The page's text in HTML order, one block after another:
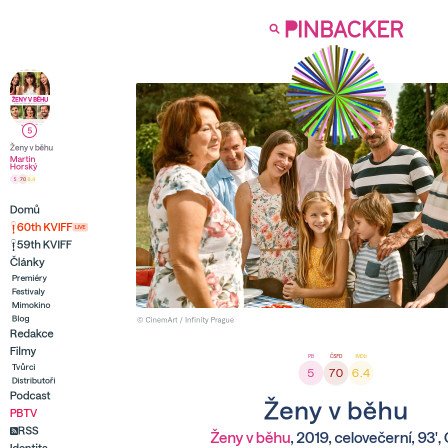
PINBACKER
5
Ženy v běhu
Martin
Horský
5 70 6.4
Domů
60th KVIFF LIVE
59th KVIFF
Články
Premiéry
Festivaly
Mimokino
Blog
Redakce
Filmy
Tvůrci
Distributoři
Podcast
PBTV
RSS
© CinemArt / Infinity Prague
5 70 6.4
Ženy v běhu
Ženy v běhu, 2019, celovečerní, 93',